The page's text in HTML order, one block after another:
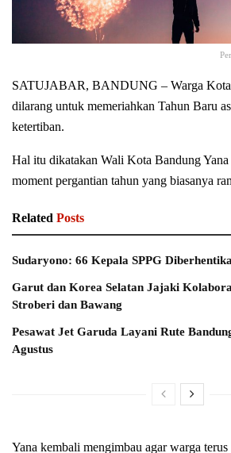
SATUJABAR, BANDUNG – Warga
dilarang untuk memeriahkan Tahun Baru
ketertiban.
Hal itu dikatakan Wali Kota Bandung
moment pergantian tahun yang biasanya
Related Posts
Sudaryono: 66 Kepala SPPG
Garut dan Korea Selatan Jajaki
Stroberi dan Bawang
Pesawat Jet Garuda Layani Rute
Agustus
Yana kembali mengimbau agar warga terus